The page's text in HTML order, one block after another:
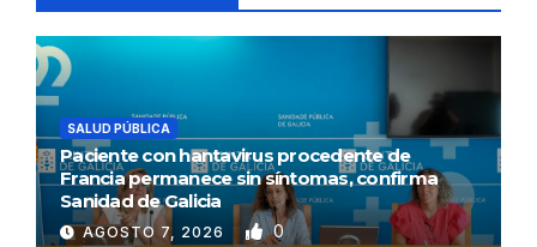
SALUD PÚBLICA
Paciente con hantavirus procedente de
Francia permanece sin síntomas, confirma
Sanidad de Galicia
AGOSTO 7, 2026 0